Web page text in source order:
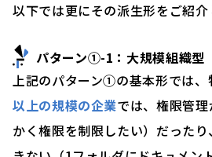
以下では更にその派生形をご紹介
パターン①-1：大規模組織型
上記のパターン①の基本形では、
以上の規模の企業では、権限管
かく権限を制限したい）だった